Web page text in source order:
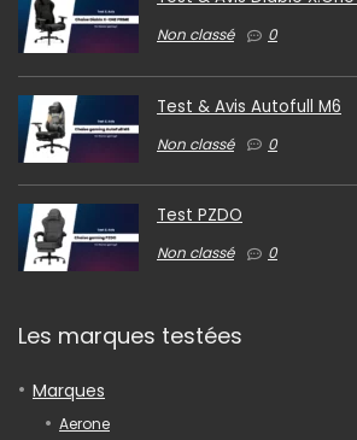
Non classé 0
Test & Avis Autofull M6
Non classé 0
Test PZDO
Non classé 0
Les marques testées
Marques
Aerone